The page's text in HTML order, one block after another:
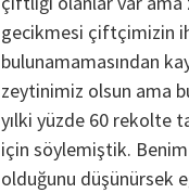
gecikmesi çiftçimizin
bulunamamasından
zeytinimiz olsun ama
yılki yüzde 60 rekolte
için söylemiştik.
olduğunu düşünürsek